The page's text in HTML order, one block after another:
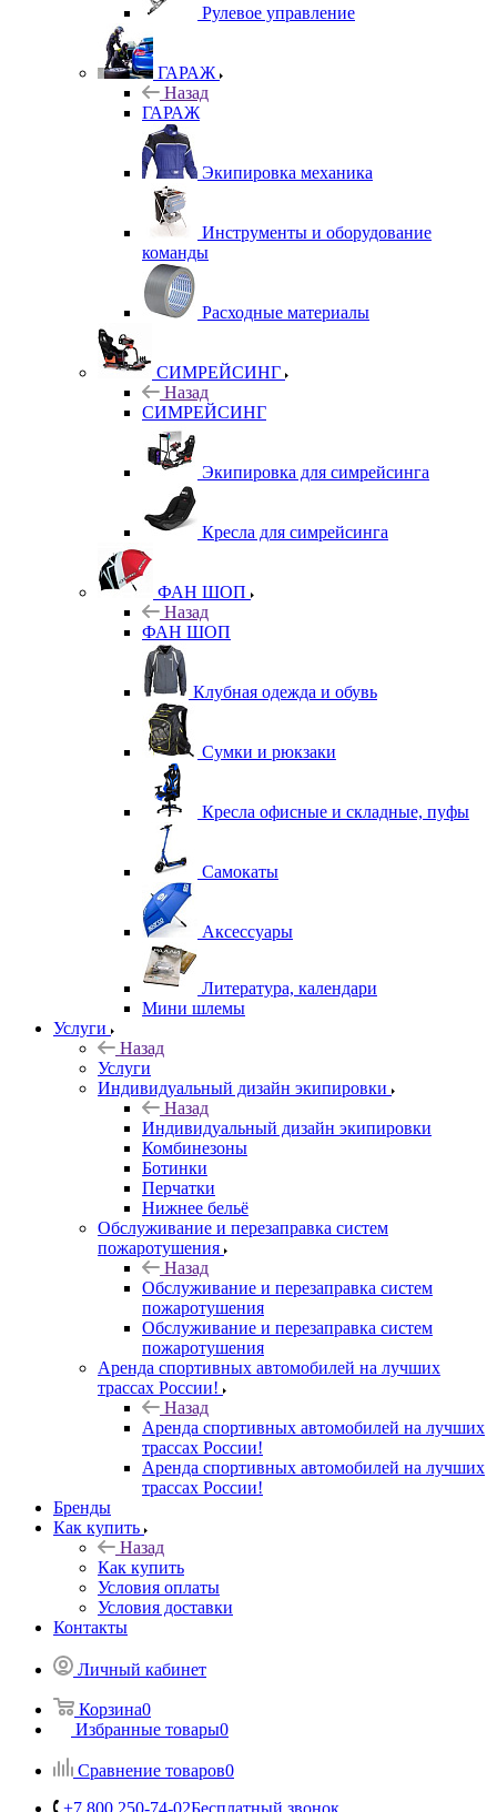
Рулевое управление
ГАРАЖ
Назад
ГАРАЖ
Экипировка механика
Инструменты и оборудование
команды
Расходные материалы
СИМРЕЙСИНГ
Назад
СИМРЕЙСИНГ
Экипировка для симрейсинга
Кресла для симрейсинга
ФАН ШОП
Назад
ФАН ШОП
Клубная одежда и обувь
Сумки и рюкзаки
Кресла офисные и складные, пуфы
Самокаты
Аксессуары
Литература, календари
Мини шлемы
Услуги
Назад
Услуги
Индивидуальный дизайн экипировки
Назад
Индивидуальный дизайн экипировки
Комбинезоны
Ботинки
Перчатки
Нижнее бельё
Обслуживание и перезаправка систем
пожаротушения
Назад
Обслуживание и перезаправка систем
пожаротушения
Обслуживание и перезаправка систем
пожаротушения
Аренда спортивных автомобилей на лучших
трассах России!
Назад
Аренда спортивных автомобилей на лучших
трассах России!
Аренда спортивных автомобилей на лучших
трассах России!
Бренды
Как купить
Назад
Как купить
Условия оплаты
Условия доставки
Контакты
Личный кабинет
Корзина0
Избранные товары0
Сравнение товаров0
+7 800 250-74-02Бесплатный звонок